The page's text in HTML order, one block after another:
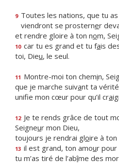
9 Toutes les nations, que tu
viendront se prosterner
et rendre gloire à ton nom,
10 car tu es grand et tu fais
toi, Dieu, le seul.
11 Montre-moi ton chemin,
que je marche suivant ta
unifie mon cœur pour qu’il cra
12 Je te rends grâce de tout
Seigneur mon Dieu,
toujours je rendrai gloire à ton
13 il est grand, ton amour pour
tu m’as tiré de l’abîme des